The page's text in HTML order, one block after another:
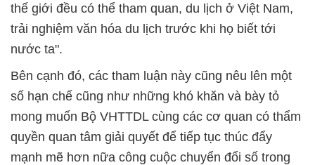
thế giới đều có thể tham quan, du lịch ở Việt Nam,
trải nghiệm văn hóa du lịch trước khi họ biết tới
nước ta".
Bên cạnh đó, các tham luận này cũng nêu lên một
số hạn chế cũng như những khó khăn và bày tỏ
mong muốn Bộ VHTTDL cùng các cơ quan có thẩm
quyền quan tâm giải quyết để tiếp tục thúc đẩy
mạnh mẽ hơn nữa công cuộc chuyển đổi số trong